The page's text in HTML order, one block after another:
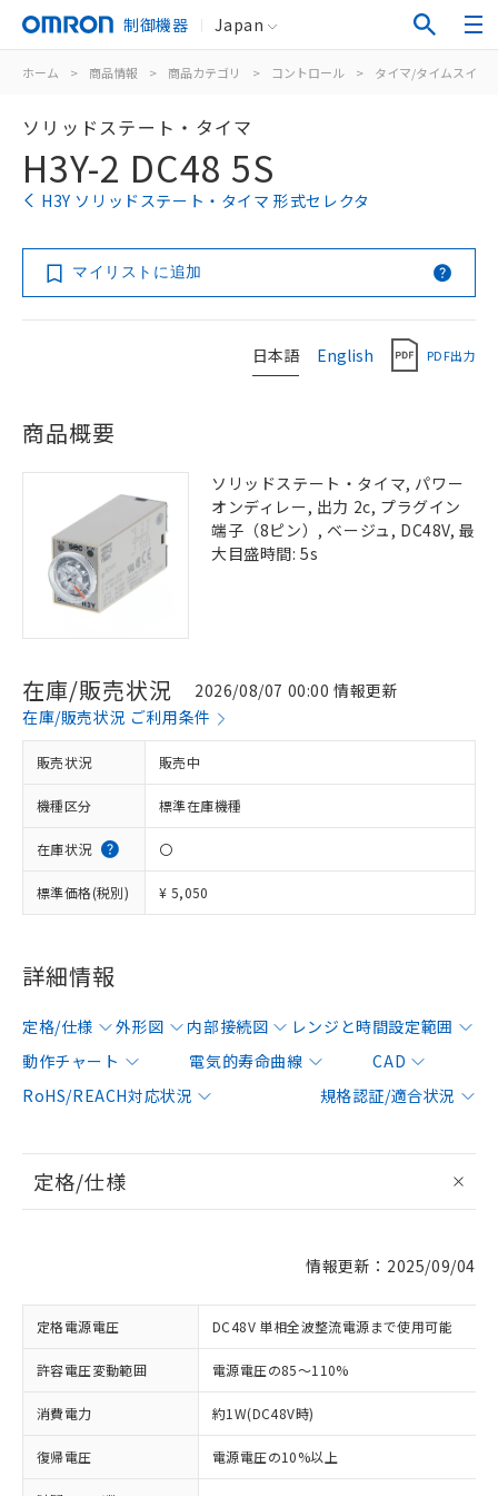
制御機器 Japan
ホーム > 商品情報 > 商品カテゴリ > コントロール > タイマ/タイムスイッ
ソリッドステート・タイマ
H3Y-2 DC48 5S
H3Y ソリッドステート・タイマ 形式セレクタ
マイリストに追加
日本語 English PDF出力
商品概要
ソリッドステート・タイマ, パワー
オンディレー, 出力 2c, プラグイン
端子（8ピン）, ベージュ, DC48V, 最
大目盛時間: 5s
在庫/販売状況
2026/08/07 00:00 情報更新
在庫/販売状況 ご利用条件
販売状況 販売中
機種区分 標準在庫機種
在庫状況 〇
標準価格(税別) ¥ 5,050
詳細情報
定格/仕様 外形図 内部接続図
レンジと時間設定範囲
動作チャート
電気的寿命曲線
CAD
RoHS/REACH対応状況
規格認証/適合状況
定格/仕様
情報更新：2025/09/04
定格電源電圧 DC48V 単相全波整流電源まで使用可能
許容電圧変動範囲 電源電圧の85～110%
消費電力 約1W(DC48V時)
復帰電圧 電源電圧の10%以上